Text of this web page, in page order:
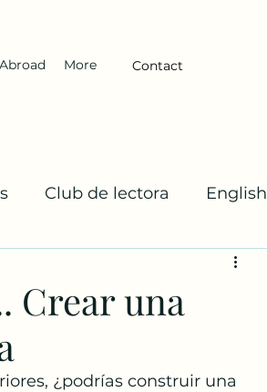
More Contact
Club de lectora English
y practicas
Crear una
¿podrías construir una